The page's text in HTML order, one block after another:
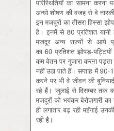
परिस्थितियों का सामना करना
अन्धो शोषण की वजह से वे
इन मजदूरों का तीसरा हिस्सा
है। इनमें से 80 प्रतिशत यानी
मजदूर अन्य राज्यों से आये
का 60 प्रतिशत झोपड़-
कम वेतन पर गुजारा करना
नहीं उठा पाते हैं। सप्ताह में
करने पर भी वे जीवन की
रहे हैं। जुलाई से दिसम्बर तक
मजदूरों को भयंकर बेरोजगारी
ही लगातार बढ़ रही महँगाई
रही है।